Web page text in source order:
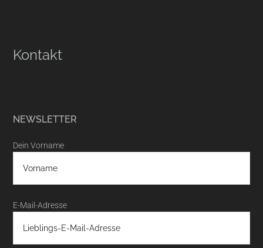
Kontakt
NEWSLETTER
Dein Vorname
E-Mail-Adresse